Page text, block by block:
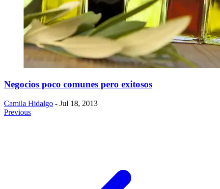
Negocios poco comunes pero exitosos
Camila Hidalgo - Jul 18, 2013
Previous